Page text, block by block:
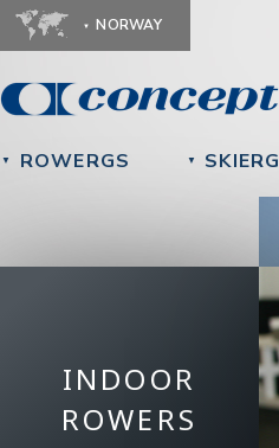
NORWAY
▼ ROWERGS ▼ SKIERG
INDOOR
ROWERS